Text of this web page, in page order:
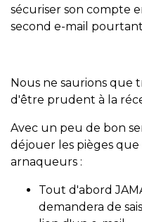
sécuriser son compte
second e-mail
Nous ne saurions que
d'être prudent à la
Avec un peu de bon
déjouer les pièges
arnaqueurs :
Tout d'abord
demandera de